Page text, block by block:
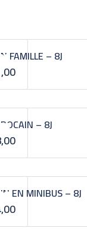
FAMILLE – 8J
– 8J
EN MINIBUS – 8J